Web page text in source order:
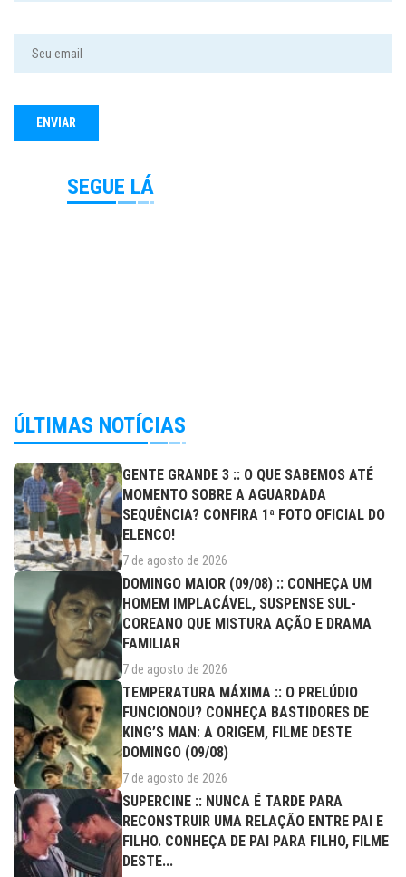
SEGUE LÁ
ÚLTIMAS NOTÍCIAS
GENTE GRANDE 3 :: O QUE SABEMOS ATÉ
MOMENTO SOBRE A AGUARDADA
SEQUÊNCIA? CONFIRA 1ª FOTO OFICIAL DO
ELENCO!
7 de agosto de 2026
DOMINGO MAIOR (09/08) :: CONHEÇA UM
HOMEM IMPLACÁVEL, SUSPENSE SUL-
COREANO QUE MISTURA AÇÃO E DRAMA
FAMILIAR
7 de agosto de 2026
TEMPERATURA MÁXIMA :: O PRELÚDIO
FUNCIONOU? CONHEÇA BASTIDORES DE
KING’S MAN: A ORIGEM, FILME DESTE
DOMINGO (09/08)
7 de agosto de 2026
SUPERCINE :: NUNCA É TARDE PARA
RECONSTRUIR UMA RELAÇÃO ENTRE PAI E
FILHO. CONHEÇA DE PAI PARA FILHO, FILME
DESTE...